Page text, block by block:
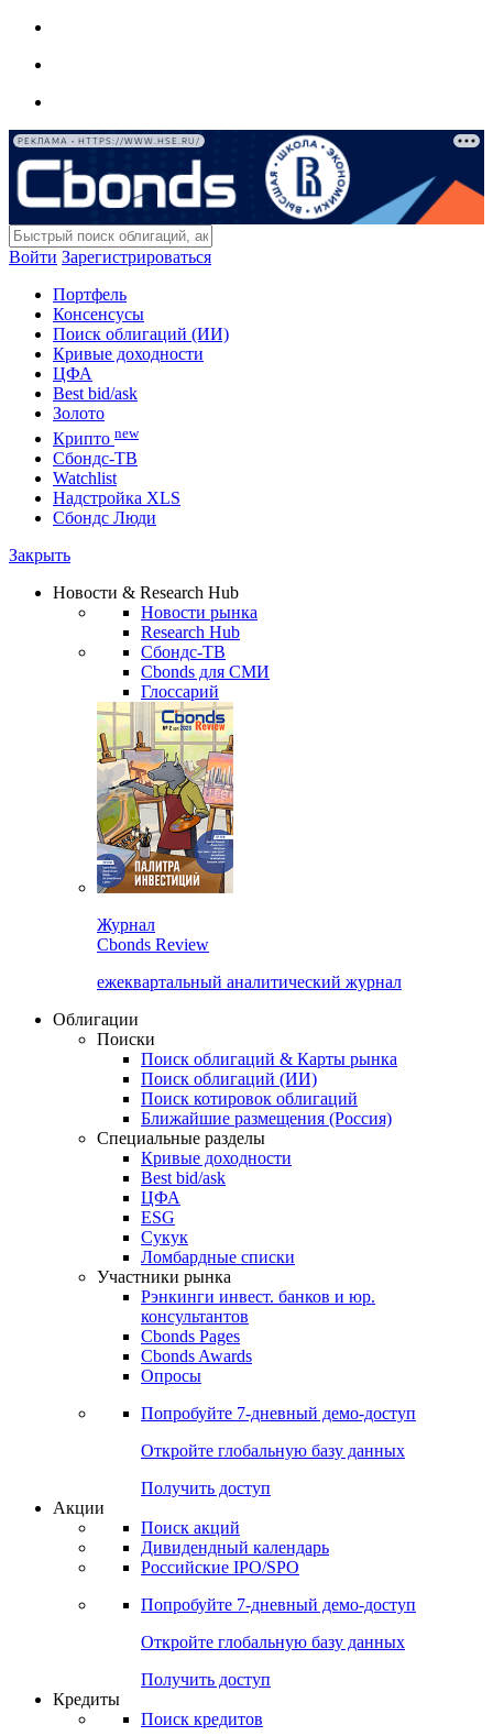
РЕКЛАМА • HTTPS://WWW.HSE.RU/
Войти Зарегистрироваться
Портфель
Консенсусы
Поиск облигаций (ИИ)
Кривые доходности
ЦФА
Best bid/ask
Золото
Крипто new
Сбондс-ТВ
Watchlist
Надстройка XLS
Сбондс Люди
Закрыть
Новости & Research Hub
Новости рынка
Research Hub
Сбондс-ТВ
Cbonds для СМИ
Глоссарий
Журнал
Cbonds Review
ежеквартальный аналитический журнал
Облигации
Поиски
Поиск облигаций & Карты рынка
Поиск облигаций (ИИ)
Поиск котировок облигаций
Ближайшие размещения (Россия)
Специальные разделы
Кривые доходности
Best bid/ask
ЦФА
ESG
Сукук
Ломбардные списки
Участники рынка
Рэнкинги инвест. банков и юр.
консультантов
Cbonds Pages
Cbonds Awards
Опросы
Попробуйте 7-дневный демо-доступ
Откройте глобальную базу данных
Получить доступ
Акции
Поиск акций
Дивидендный календарь
Российские IPO/SPO
Попробуйте 7-дневный демо-доступ
Откройте глобальную базу данных
Получить доступ
Кредиты
Поиск кредитов